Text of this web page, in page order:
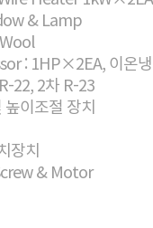
& Lamp
: 1HP×2EA, 이온
22, 2차 R-23
이조절 장치
장치
& Motor